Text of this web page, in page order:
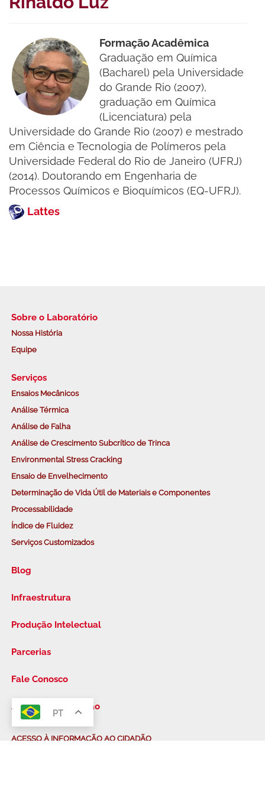
PT
Formação Acadêmica
Graduação em Química
(Bacharel) pela Universidade
do Grande Rio (2007),
graduação em Química
(Licenciatura) pela
Universidade do Grande Rio (2007) e mestrado
em Ciência e Tecnologia de Polímeros pela
Universidade Federal do Rio de Janeiro (UFRJ)
(2014). Doutorando em Engenharia de
Processos Químicos e Bioquímicos (EQ-UFRJ).
Lattes
Sobre o Laboratório
Nossa História
Equipe
Serviços
Ensaios Mecânicos
Análise Térmica
Análise de Falha
Análise de Crescimento Subcrítico de Trinca
Environmental Stress Cracking
Ensaio de Envelhecimento
Determinação de Vida Útil de Materiais e Componentes
Processabilidade
Índice de Fluidez
Serviços Customizados
Blog
Infraestrutura
Produção Intelectual
Parcerias
Fale Conosco
Acesso à Informação
FAQ
ACESSO À INFORMAÇÃO AO CIDADÃO